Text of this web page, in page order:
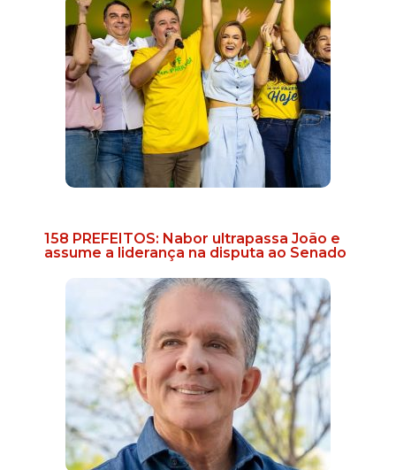
158 PREFEITOS: Nabor ultrapassa João e
assume a liderança na disputa ao Senado